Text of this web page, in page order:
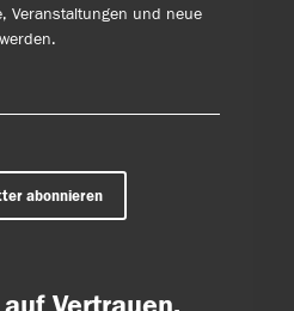
Veranstaltungen und neue
abonnieren
Vertrauen.